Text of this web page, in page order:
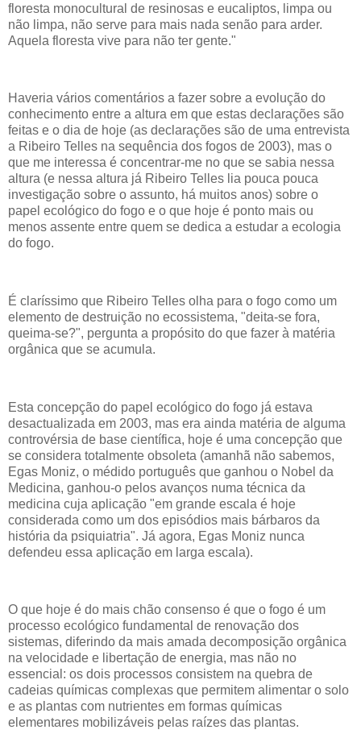
floresta monocultural de resinosas e eucaliptos, limpa ou
não limpa, não serve para mais nada senão para arder.
Aquela floresta vive para não ter gente."
Haveria vários comentários a fazer sobre a evolução do
conhecimento entre a altura em que estas declarações são
feitas e o dia de hoje (as declarações são de uma entrevista
a Ribeiro Telles na sequência dos fogos de 2003), mas o
que me interessa é concentrar-me no que se sabia nessa
altura (e nessa altura já Ribeiro Telles lia pouca pouca
investigação sobre o assunto, há muitos anos) sobre o
papel ecológico do fogo e o que hoje é ponto mais ou
menos assente entre quem se dedica a estudar a ecologia
do fogo.
É claríssimo que Ribeiro Telles olha para o fogo como um
elemento de destruição no ecossistema, "deita-se fora,
queima-se?", pergunta a propósito do que fazer à matéria
orgânica que se acumula.
Esta concepção do papel ecológico do fogo já estava
desactualizada em 2003, mas era ainda matéria de alguma
controvérsia de base científica, hoje é uma concepção que
se considera totalmente obsoleta (amanhã não sabemos,
Egas Moniz, o médido português que ganhou o Nobel da
Medicina, ganhou-o pelos avanços numa técnica da
medicina cuja aplicação "em grande escala é hoje
considerada como um dos episódios mais bárbaros da
história da psiquiatria". Já agora, Egas Moniz nunca
defendeu essa aplicação em larga escala).
O que hoje é do mais chão consenso é que o fogo é um
processo ecológico fundamental de renovação dos
sistemas, diferindo da mais amada decomposição orgânica
na velocidade e libertação de energia, mas não no
essencial: os dois processos consistem na quebra de
cadeias químicas complexas que permitem alimentar o solo
e as plantas com nutrientes em formas químicas
elementares mobilizáveis pelas raízes das plantas.